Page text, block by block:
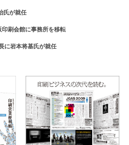
氏が就任
刷会館に事務所を移転
に岩本将基氏が就任